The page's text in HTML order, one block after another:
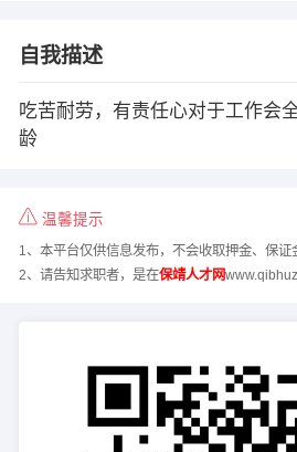
自我描述
吃苦耐劳，有责任心对于工作会
龄
温馨提示
1、本平台仅供信息发布，不会收取押金、保证
2、请告知求职者，是在保靖人才网